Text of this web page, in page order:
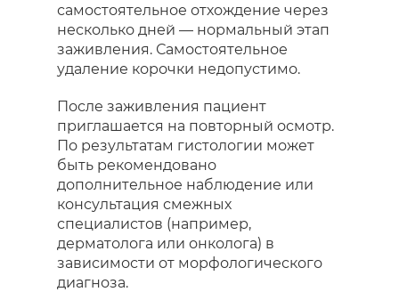
самостоятельное отхождение через
несколько дней — нормальный этап
заживления. Самостоятельное
удаление корочки недопустимо.
После заживления пациент
приглашается на повторный осмотр.
По результатам гистологии может
быть рекомендовано
дополнительное наблюдение или
консультация смежных
специалистов (например,
дерматолога или онколога) в
зависимости от морфологического
диагноза.